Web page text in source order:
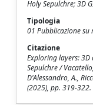
Holy Sepulchre; 3D
Tipologia
01 Pubblicazione
Citazione
Exploring layers:
Sepulchre /
D'Alessandro, A.,
(2025), pp. 319-322.